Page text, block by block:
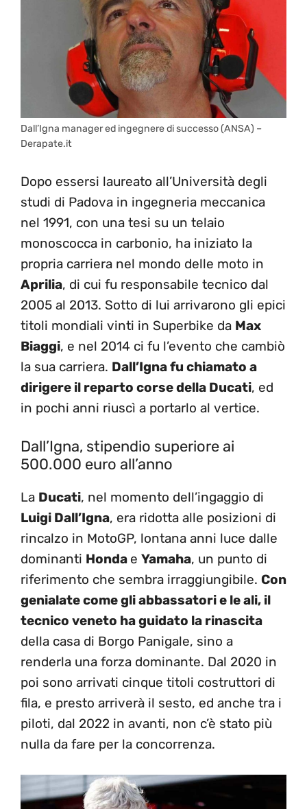
Dall’Igna manager ed ingegnere di successo (ANSA) –
Derapate.it
Dopo essersi laureato all’Università degli
studi di Padova in ingegneria meccanica
nel 1991, con una tesi su un telaio
monoscocca in carbonio, ha iniziato la
propria carriera nel mondo delle moto in
Aprilia, di cui fu responsabile tecnico dal
2005 al 2013. Sotto di lui arrivarono gli epici
titoli mondiali vinti in Superbike da Max
Biaggi, e nel 2014 ci fu l’evento che cambiò
la sua carriera. Dall’Igna fu chiamato a
dirigere il reparto corse della Ducati, ed
in pochi anni riuscì a portarlo al vertice.
Dall’Igna, stipendio superiore ai
500.000 euro all’anno
La Ducati, nel momento dell’ingaggio di
Luigi Dall’Igna, era ridotta alle posizioni di
rincalzo in MotoGP, lontana anni luce dalle
dominanti Honda e Yamaha, un punto di
riferimento che sembra irraggiungibile. Con
genialate come gli abbassatori e le ali, il
tecnico veneto ha guidato la rinascita
della casa di Borgo Panigale, sino a
renderla una forza dominante. Dal 2020 in
poi sono arrivati cinque titoli costruttori di
fila, e presto arriverà il sesto, ed anche tra i
piloti, dal 2022 in avanti, non c’è stato più
nulla da fare per la concorrenza.